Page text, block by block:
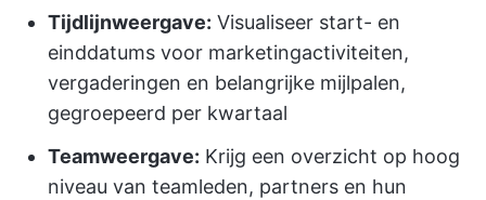
Tijdlijnweergave: Visualiseer start- en
einddatums voor marketingactiviteiten,
vergaderingen en belangrijke mijlpalen,
gegroepeerd per kwartaal
Teamweergave: Krijg een overzicht op hoog
niveau van teamleden, partners en hun